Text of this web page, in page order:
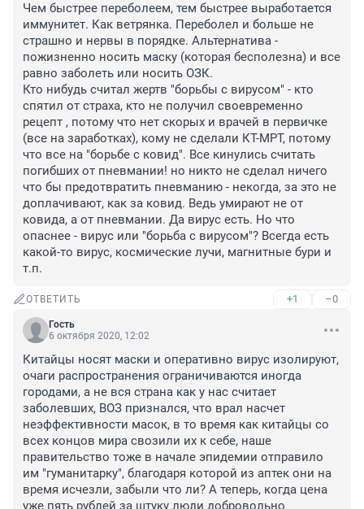
Чем быстрее переболеем, тем быстрее выработается
иммунитет. Как ветрянка. Переболел и больше не
страшно и нервы в порядке. Альтернатива -
пожизненно носить маску (которая бесполезна) и все
равно заболеть или носить ОЗК.
Кто нибудь считал жертв "борьбы с вирусом" - кто
спятил от страха, кто не получил своевременно
рецепт , потому что нет скорых и врачей в первичке
(все на заработках), кому не сделали КТ-МРТ, потому
что все на "борьбе с ковид". Все кинулись считать
погибших от пневмании! но никто не сделал ничего
что бы предотвратить пневманию - некогда, за это не
доплачивают, как за ковид. Ведь умирают не от
ковида, а от пневмании. Да вирус есть. Но что
опаснее - вирус или "борьба с вирусом"? Всегда есть
какой-то вирус, космические лучи, магнитные бури и
т.п.
ОТВЕТИТЬ +1 –0
Гость
6 октября 2020, 12:02
Китайцы носят маски и оперативно вирус изолируют,
очаги распространения ограничиваются иногда
городами, а не вся страна как у нас считает
заболевших, ВОЗ признался, что врал насчет
неэффективности масок, в то время как китайцы со
всех концов мира свозили их к себе, наше
правительство тоже в начале эпидемии отправило
им "гуманитарку", благодаря которой из аптек они на
время исчезли, забыли что ли? А теперь, когда цена
уже пять рублей за штуку люди добровольно